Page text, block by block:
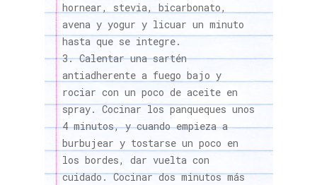
hornear, stevia, bicarbonato,
avena y yogur y licuar un minuto
hasta que se integre.
Calentar una sartén
antiadherente a fuego bajo y
rociar con un poco de aceite en
spray. Cocinar los panqueques unos
4 minutos, y cuando empieza a
burbujear y tostarse un poco en
los bordes, dar vuelta con
cuidado. Cocinar dos minutos más